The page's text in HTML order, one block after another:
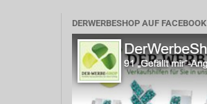
DERWERBESHOP AUF FACEBOOK